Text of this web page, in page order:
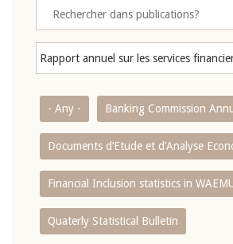
- Any - Banking Commission
Documents d’Etude et d’Analyse
Financial Inclusion statistics in
Quaterly Statistical Bulletin